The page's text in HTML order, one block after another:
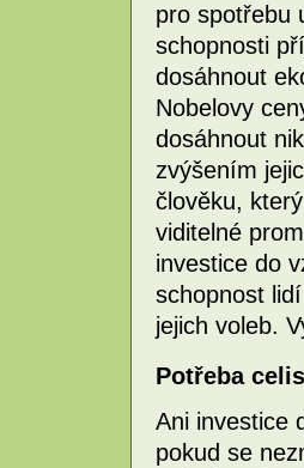
pro spotřebu
schopnosti
dosáhnout
Nobelovy
dosáhnout
zvýšením
člověku,
viditelné
investice do
schopnost
jejich voleb.
Potřeba
Ani investice
pokud se